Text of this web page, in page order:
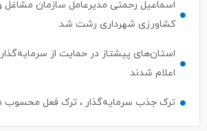
استان‌های پیشتاز در حمایت از
ترک جذب سرمایه‌گذار ، ترک فعل محسوب